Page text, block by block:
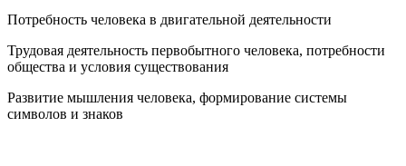
Потребность человека в двигательной деятельности
Трудовая деятельность первобытного человека, потребности
общества и условия существования
Развитие мышления человека, формирование системы
символов и знаков